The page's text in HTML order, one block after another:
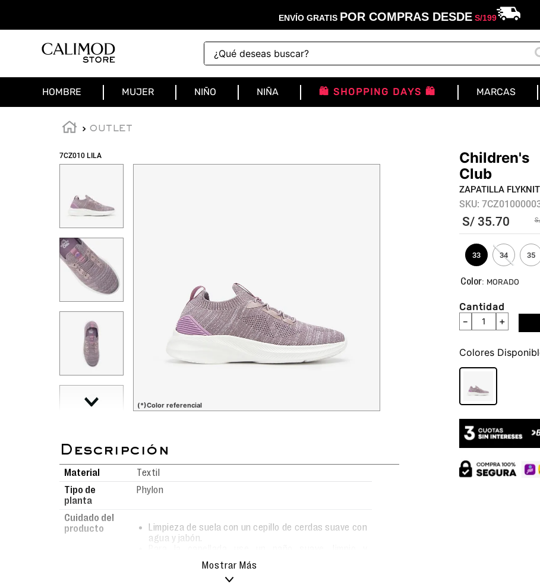
ENVÍO GRATIS POR COMPRAS DESDES/199
¿Qué deseas buscar?
HOMBRE MUJER NIÑO NIÑA 🛍️ SHOPPING DAYS 🛍️ MARCAS
OUTLET
7CZ010 LILA
(*)Color referencial
Material
Textil
Tipo de
planta
Phylon
Cuidado del
producto
Limpieza de suela con un cepillo de cerdas suave con
agua y jabón.
ligeramente húmedo con agua y jabón.
Secado al aire libre bajo con sombra.
No sumergir ni lavar en lavadora.
Mostrar Más
Children's
Club
ZAPATILLA
SKU:
S/ 35.70
33 34 35
: MORADO
Cantidad
＋
－
Colores